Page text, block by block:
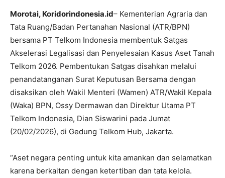
Morotai, Koridorindonesia.id– Kementerian Agraria dan
Tata Ruang/Badan Pertanahan Nasional (ATR/BPN)
bersama PT Telkom Indonesia membentuk Satgas
Akselerasi Legalisasi dan Penyelesaian Kasus Aset Tanah
Telkom 2026. Pembentukan Satgas disahkan melalui
penandatanganan Surat Keputusan Bersama dengan
disaksikan oleh Wakil Menteri (Wamen) ATR/Wakil Kepala
(Waka) BPN, Ossy Dermawan dan Direktur Utama PT
Telkom Indonesia, Dian Siswarini pada Jumat
(20/02/2026), di Gedung Telkom Hub, Jakarta.
‎“Aset negara penting untuk kita amankan dan selamatkan
karena berkaitan dengan ketertiban dan tata kelola.